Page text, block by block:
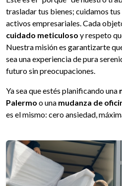
trasladar tus bienes; cuidamos
activos empresariales. Cada
cuidado meticuloso y respeto
Nuestra misión es garantizarte
sea una experiencia de pura
futuro sin preocupaciones.
Ya sea que estés planificando una
Palermo o una mudanza de
es el mismo: cero ansiedad,